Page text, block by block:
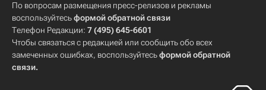
По вопросам размещения пресс-релизов и рекламы
воспользуйтесьформой обратной связи
Телефон Редакции: 7 (495) 645-6601
Чтобы связаться с редакцией или сообщить обо всех
замеченных ошибках, воспользуйтесьформой обратной
связи.